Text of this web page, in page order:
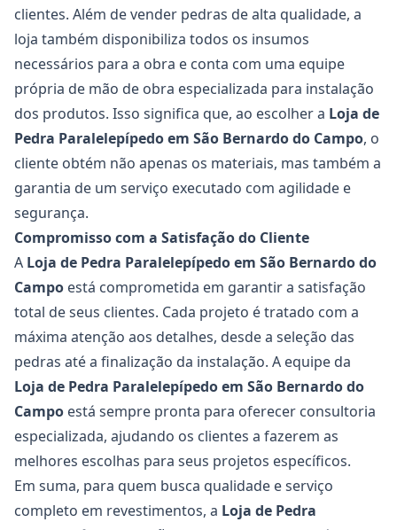
clientes. Além de vender pedras de alta qualidade, a
loja também disponibiliza todos os insumos
necessários para a obra e conta com uma equipe
própria de mão de obra especializada para instalação
dos produtos. Isso significa que, ao escolher a Loja de
Pedra Paralelepípedo em São Bernardo do Campo, o
cliente obtém não apenas os materiais, mas também a
garantia de um serviço executado com agilidade e
segurança.
Compromisso com a Satisfação do Cliente
A Loja de Pedra Paralelepípedo em São Bernardo do
Campo está comprometida em garantir a satisfação
total de seus clientes. Cada projeto é tratado com a
máxima atenção aos detalhes, desde a seleção das
pedras até a finalização da instalação. A equipe da
Loja de Pedra Paralelepípedo em São Bernardo do
Campo está sempre pronta para oferecer consultoria
especializada, ajudando os clientes a fazerem as
melhores escolhas para seus projetos específicos.
Em suma, para quem busca qualidade e serviço
completo em revestimentos, a Loja de Pedra